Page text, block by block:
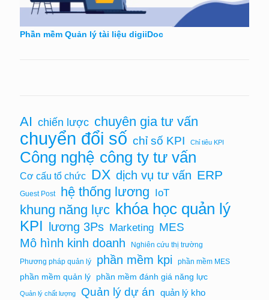
Phần mềm Quản lý tài liệu digiiDoc
AI chiến lược chuyên gia tư vấn
chuyển đổi số chỉ số KPI Chỉ tiêu KPI
Công nghệ công ty tư vấn
Cơ cấu tổ chức DX dịch vụ tư vấn ERP
Guest Post hệ thống lương IoT
khung năng lực khóa học quản lý
KPI lương 3Ps Marketing MES
Mô hình kinh doanh
Nghiên cứu thị trường
Phương pháp quản lý
phần mềm kpi phần mềm MES
phần mềm quản lý phần mềm đánh giá năng lực
Quản lý chất lượng Quản lý dự án quản lý kho